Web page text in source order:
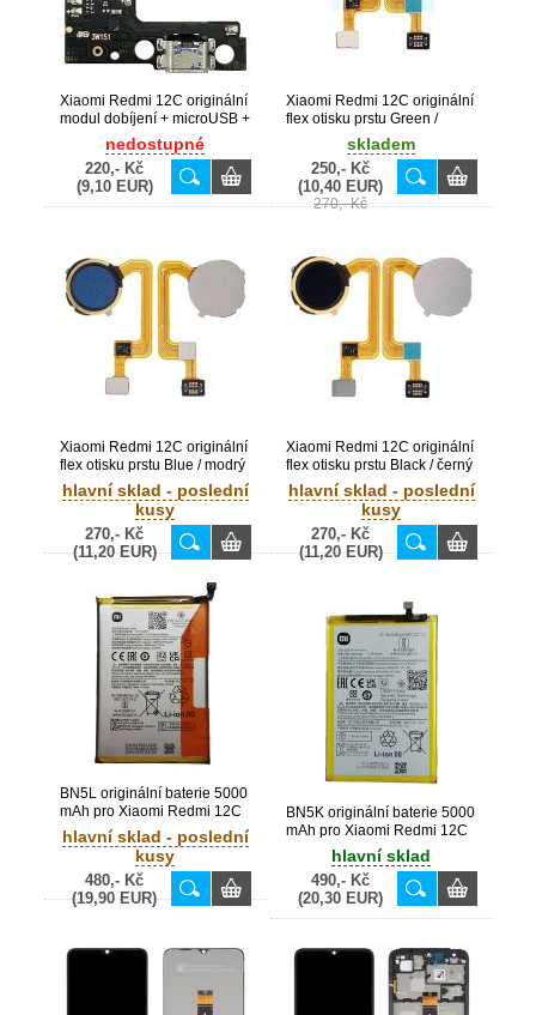
Xiaomi Redmi 12C originální
modul dobíjení + microUSB +
mikrofon (Bulk)nedostupné
220,- Kč
(9,10 EUR)
Xiaomi Redmi 12C originální
flex otisku prstu Green /
zelený (Bulk)skladem
250,- Kč
(10,40 EUR)
270,- Kč
Xiaomi Redmi 12C originální
flex otisku prstu Blue / modrý
(Bulk)
hlavní sklad - poslední
kusy
270,- Kč
(11,20 EUR)
Xiaomi Redmi 12C originální
flex otisku prstu Black / černý
(Bulk)
hlavní sklad - poslední
kusy
270,- Kč
(11,20 EUR)
BN5L originální baterie 5000
mAh pro Xiaomi Redmi 12C
NFC 2022, Poco C55 (Bulk) -
1330101000102B
hlavní sklad - poslední
kusy
480,- Kč
(19,90 EUR)
BN5K originální baterie 5000
mAh pro Xiaomi Redmi 12C
2023 (Bulk)hlavní sklad
490,- Kč
(20,30 EUR)